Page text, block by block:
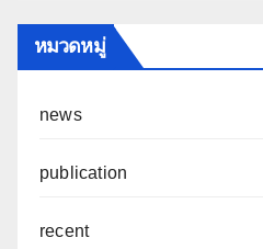
หมวดหมู่
news
publication
recent